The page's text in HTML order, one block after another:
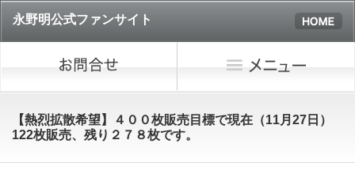
永野明公式ファンサイト
【熱烈拡散希望】４００枚販売目標で現在（11月27日）
122枚販売、残り２７８枚です。